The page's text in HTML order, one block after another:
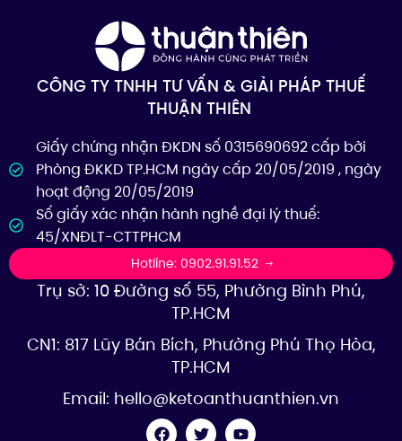
CÔNG TY TNHH TƯ VẤN & GIẢI PHÁP THUẾ
THUẬN THIÊN
Giấy chứng nhận ĐKDN số 0315690692 cấp bởi
Phòng ĐKKD TP.HCM ngày cấp 20/05/2019 , ngày
hoạt động 20/05/2019
Số giấy xác nhận hành nghề đại lý thuế:
45/XNĐLT-CTTPHCM
Hotline: 0902.91.91.52
Trụ sở: 10 Đường số 55, Phường Bình Phú,
TP.HCM
CN1: 817 Lũy Bán Bích, Phường Phú Thọ Hòa,
TP.HCM
Email: hello@ketoanthuanthien.vn